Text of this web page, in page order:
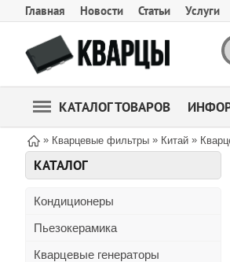
Главная Новости Статьи Услуги
КАТАЛОГ ТОВАРОВ
» Кварцевые фильтры » Китай »
КАТАЛОГ
Кондиционеры
Пьезокерамика
Кварцевые генераторы